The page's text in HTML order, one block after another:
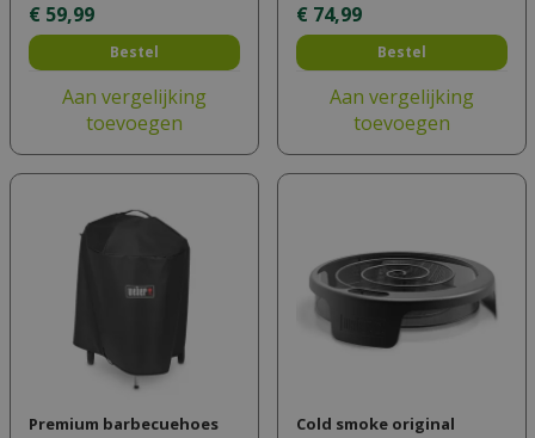
€ 59,99
Bestel
Aan vergelijking
toevoegen
€ 74,99
Bestel
Aan vergelijking
toevoegen
Premium barbecuehoes
Cold smoke original